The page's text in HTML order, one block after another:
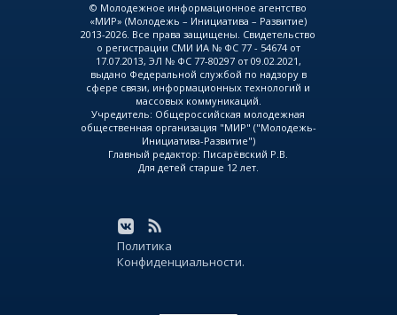
© Молодежное информационное агентство
«МИР» (Молодежь – Инициатива – Развитие)
2013-2026. Все права защищены. Свидетельство
о регистрации СМИ ИА № ФС 77 - 54674 от
17.07.2013, ЭЛ № ФС 77-80297 от 09.02.2021,
выдано Федеральной службой по надзору в
сфере связи, информационных технологий и
массовых коммуникаций.
Учредитель: Общероссийская молодежная
общественная организация "МИР" ("Молодежь-
Инициатива-Развитие")
Главный редактор: Писарёвский Р.В.
Для детей старше 12 лет.
Политика
Конфиденциальности.